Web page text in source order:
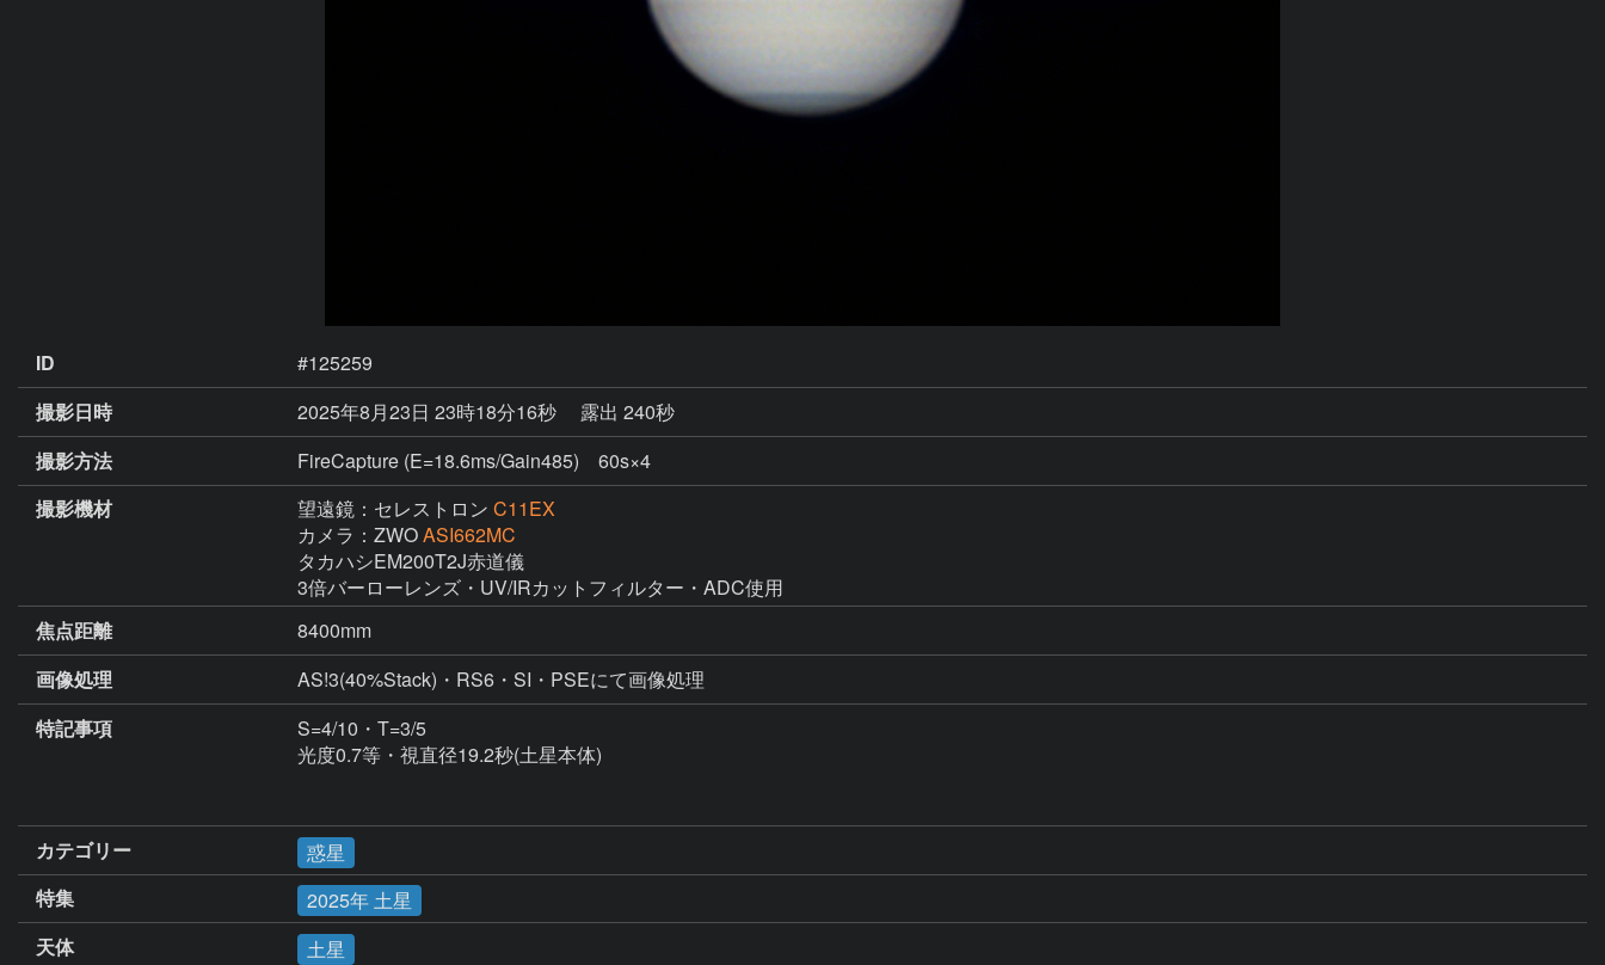
ID
#125259
撮影日時
2025年8月23日 23時18分16秒
露出 240秒
撮影方法
FireCapture (E=18.6ms/Gain485) 60s×4
撮影機材
望遠鏡：セレストロン C11EX
カメラ：ZWOASI662MC
タカハシEM200T2J赤道儀
3倍バーローレンズ・UV/IRカットフィルター・ADC使用
焦点距離
8400mm
画像処理
特記事項
S=4/10・T=3/5
光度0.7等・視直径19.2秒(土星本体)
カテゴリー
惑星
特集
2025年 土星
天体
土星